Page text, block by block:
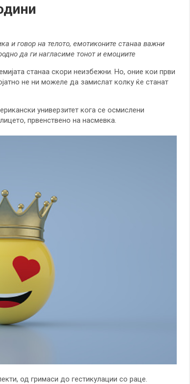
и говор на телото, емотиконите станаа важни
да ги нагласиме тонот и емоциите
станаа скори неизбежни. Но, оние кои први
не ни можеле да замислат колку ќе станат
универзитет кога се осмислени
првенствено на насмевка.
од гримаси до гестикулации со раце.